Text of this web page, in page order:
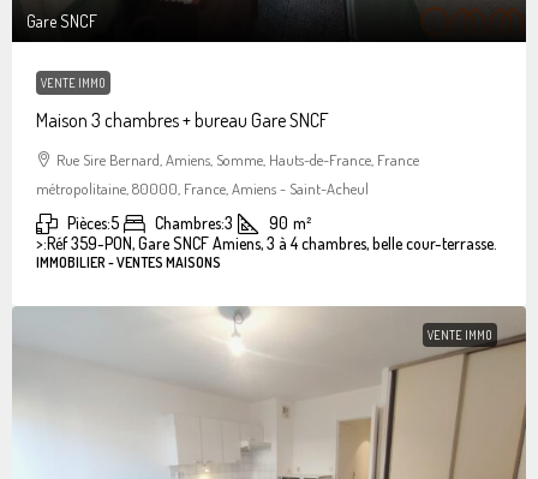
Gare SNCF
VENTE IMMO
Maison 3 chambres + bureau Gare SNCF
Rue Sire Bernard, Amiens, Somme, Hauts-de-France, France
métropolitaine, 80000, France, Amiens - Saint-Acheul
Pièces:5 Chambres:3 90 m²
>:Réf 359-PON, Gare SNCF Amiens, 3 à 4 chambres, belle cour-terrasse.
IMMOBILIER - VENTES MAISONS
VENTE IMMO